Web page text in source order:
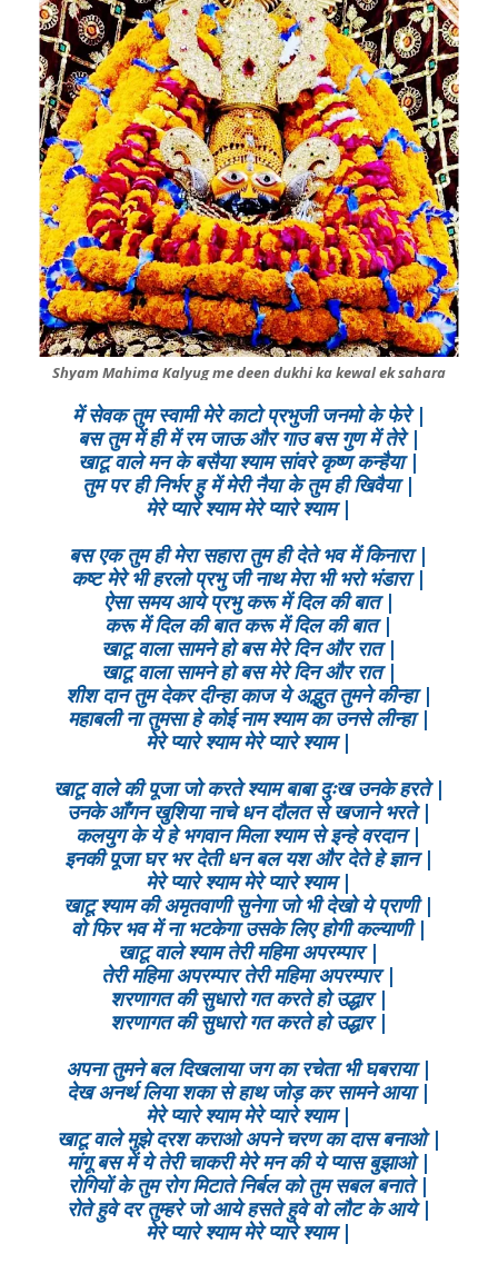
Shyam Mahima Kalyug me deen dukhi ka kewal ek sahara
में सेवक तुम स्वामी मेरे काटो प्रभुजी जनमो के फेरे |
बस तुम में ही में रम जाऊ और गाउ बस गुण में तेरे |
खाटू वाले मन के बसैया श्याम सांवरे कृष्ण कन्हैया |
तुम पर ही निर्भर हु में मेरी नैया के तुम ही खिवैया |
मेरे प्यारे श्याम मेरे प्यारे श्याम |
बस एक तुम ही मेरा सहारा तुम ही देते भव में किनारा |
कष्ट मेरे भी हरलो प्रभु जी नाथ मेरा भी भरो भंडारा |
ऐसा समय आये प्रभु करू में दिल की बात |
करू में दिल की बात करू में दिल की बात |
खाटू वाला सामने हो बस मेरे दिन और रात |
खाटू वाला सामने हो बस मेरे दिन और रात |
शीश दान तुम देकर दीन्हा काज ये अद्भुत तुमने कीन्हा |
महाबली ना तुमसा हे कोई नाम श्याम का उनसे लीन्हा |
मेरे प्यारे श्याम मेरे प्यारे श्याम |
खाटू वाले की पूजा जो करते श्याम बाबा दुःख उनके हरते |
उनके आँगन खुशिया नाचे धन दौलत से खजाने भरते |
कलयुग के ये हे भगवान मिला श्याम से इन्हे वरदान |
इनकी पूजा घर भर देती धन बल यश और देते हे ज्ञान |
मेरे प्यारे श्याम मेरे प्यारे श्याम |
खाटू श्याम की अमृतवाणी सुनेगा जो भी देखो ये प्राणी |
वो फिर भव में ना भटकेगा उसके लिए होगी कल्याणी |
खाटू वाले श्याम तेरी महिमा अपरम्पार |
तेरी महिमा अपरम्पार तेरी महिमा अपरम्पार |
शरणागत की सुधारो गत करते हो उद्धार |
शरणागत की सुधारो गत करते हो उद्धार |
अपना तुमने बल दिखलाया जग का रचेता भी घबराया |
देख अनर्थ लिया शका से हाथ जोड़ कर सामने आया |
मेरे प्यारे श्याम मेरे प्यारे श्याम |
खाटू वाले मुझे दरश कराओ अपने चरण का दास बनाओ |
मांगू बस में ये तेरी चाकरी मेरे मन की ये प्यास बुझाओ |
रोगियों के तुम रोग मिटाते निर्बल को तुम सबल बनाते |
रोते हुवे दर तुम्हरे जो आये हसते हुवे वो लौट के आये |
मेरे प्यारे श्याम मेरे प्यारे श्याम |